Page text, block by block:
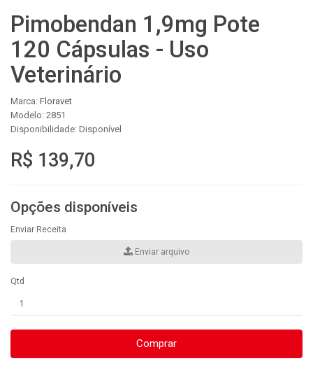
Pimobendan 1,9mg Pote
120 Cápsulas - Uso
Veterinário
Marca: Floravet
Modelo: 2851
Disponibilidade: Disponível
R$ 139,70
Opções disponíveis
Enviar Receita
Enviar arquivo
Qtd
Comprar